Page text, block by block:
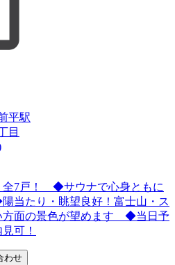
平駅
目
7戸！ ◆サウナで心身ともに
当たり・眺望良好！富士山・ス
方面の景色が望めます ◆当日予
可！